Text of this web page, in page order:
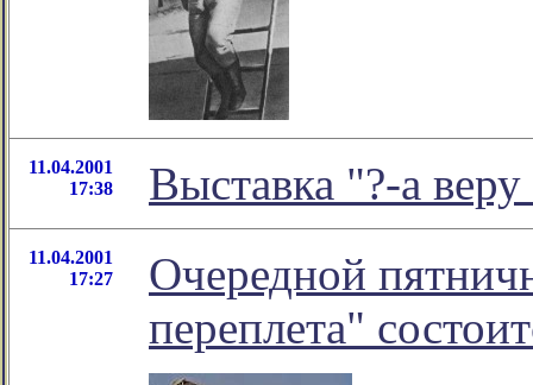
11.04.2001
17:38
Выставка "?-а
11.04.2001
17:27
Очередной
переплета"